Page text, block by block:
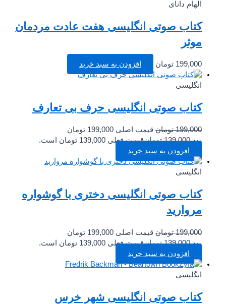
الهام دانای
کتاب صوتی انگلیسی هفت عادت مردمان
موثر
199,000 تومان افزودن به سبد خرید
انگلیسی
کتاب صوتی انگلیسی حرف بی تعارف
199,000 تومان
قیمت اصلی 199,000 تومان
139,000 تومانقیمت فعلی 139,000 تومان است.
افزودن به سبد خرید
انگلیسی
کتاب صوتی انگلیسی دختری با گوشواره
مروارید
199,000 تومان
قیمت اصلی 199,000 تومان
139,000 تومانقیمت فعلی 139,000 تومان است.
افزودن به سبد خرید
انگلیسی
کتاب صوتی انگلیسی شهر خرس